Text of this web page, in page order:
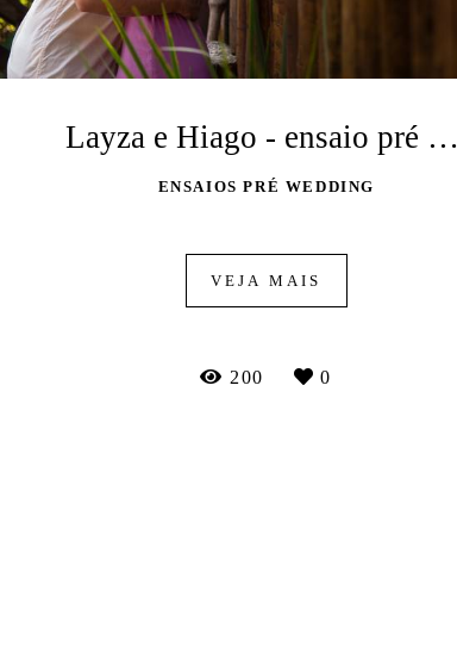
Layza e Hiago - ensaio pré wedding
ENSAIOS PRÉ WEDDING
VEJA MAIS
200 0